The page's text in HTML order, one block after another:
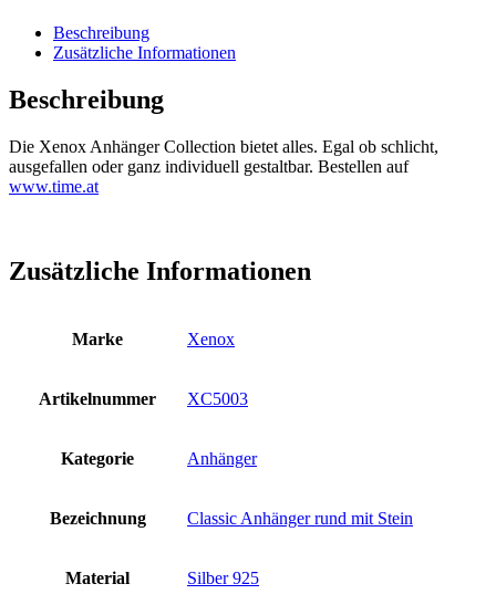
Beschreibung
Zusätzliche Informationen
Beschreibung
Die Xenox Anhänger Collection bietet alles. Egal ob schlicht,
ausgefallen oder ganz individuell gestaltbar. Bestellen auf
www.time.at
Zusätzliche Informationen
Marke Xenox
Artikelnummer XC5003
Kategorie Anhänger
Bezeichnung Classic Anhänger rund mit Stein
Material Silber 925